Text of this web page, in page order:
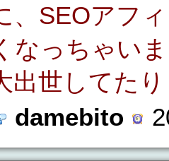
、SEOアフ
なっちゃい
出世してた
damebito